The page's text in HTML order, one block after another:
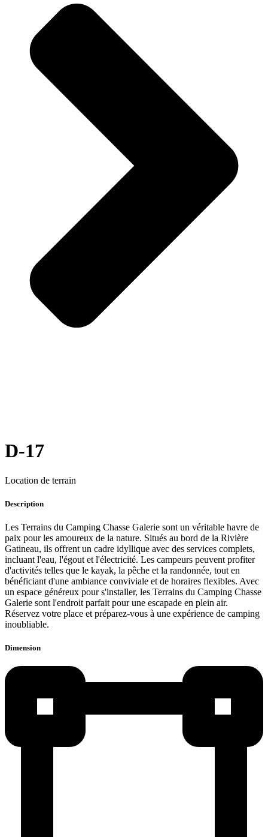
D-17
Location de terrain
Description
Les Terrains du Camping Chasse Galerie sont un véritable havre de
paix pour les amoureux de la nature. Situés au bord de la Rivière
Gatineau, ils offrent un cadre idyllique avec des services complets,
incluant l'eau, l'égout et l'électricité. Les campeurs peuvent profiter
d'activités telles que le kayak, la pêche et la randonnée, tout en
bénéficiant d'une ambiance conviviale et de horaires flexibles. Avec
un espace généreux pour s'installer, les Terrains du Camping Chasse
Galerie sont l'endroit parfait pour une escapade en plein air.
Réservez votre place et préparez-vous à une expérience de camping
inoubliable.
Dimension